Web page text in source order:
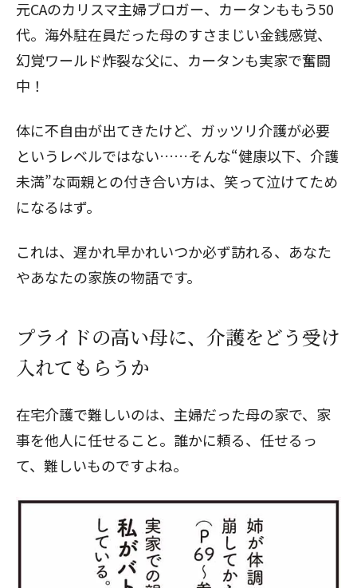
元CAのカリスマ主婦ブロガー、カータンももう50
代。海外駐在員だった母のすさまじい金銭感覚、
幻覚ワールド炸裂な父に、カータンも実家で奮闘
中！
体に不自由が出てきたけど、ガッツリ介護が必要
というレベルではない……そんな“健康以下、介護
未満”な両親との付き合い方は、笑って泣けてため
になるはず。
これは、遅かれ早かれいつか必ず訪れる、あなた
やあなたの家族の物語です。
プライドの高い母に、介護をどう受け
入れてもらうか
在宅介護で難しいのは、主婦だった母の家で、家
事を他人に任せること。誰かに頼る、任せるっ
て、難しいものですよね。